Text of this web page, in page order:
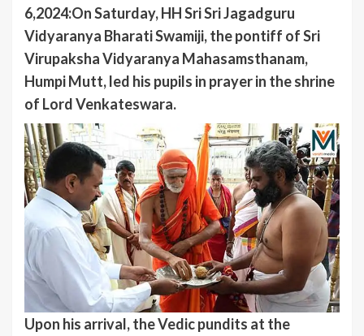
6,2024:On Saturday, HH Sri Sri Jagadguru
Vidyaranya Bharati Swamiji, the pontiff of Sri
Virupaksha Vidyaranya Mahasamsthanam,
Humpi Mutt, led his pupils in prayer in the shrine
of Lord Venkateswara.
Upon his arrival, the Vedic pundits at the